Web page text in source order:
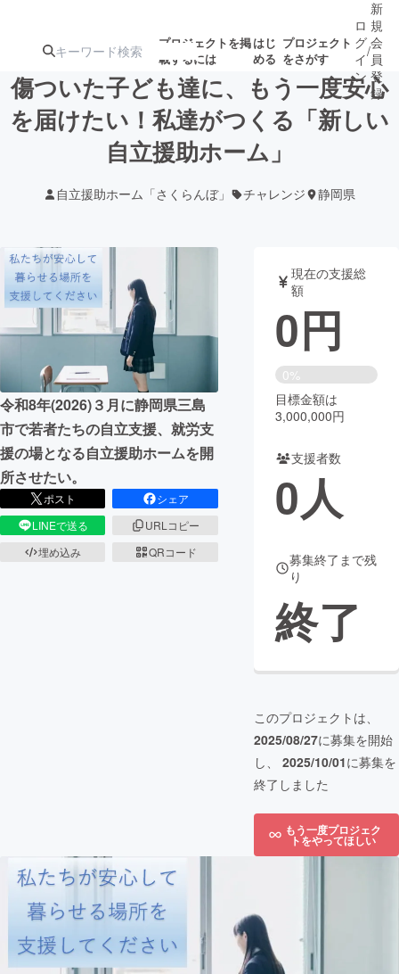
プロジェクトを掲
載するには
はじ
める
プロジェクト
をさがす
注目のリ 注目の新着プロ募集終了が近いプ
テクノロジー・ガジェット
映像・映画 書籍・雑誌
ビジネス・起業 チャレンジ
まちづくり・地域活性化
CAMPFIRE for Social Good CAMPFIRE Creation
CAMPFIREふるさと納税
コミュニティ
ロ
グ
イ
ン
/
新
規
会
員
登
録
傷ついた子ども達に、もう一度安心
を届けたい！私達がつくる「新しい
自立援助ホーム」
自立援助ホーム「さくらんぼ」 チャレンジ 静岡県
令和8年(2026)３月に静岡県三島
市で若者たちの自立支援、就労支
援の場となる自立援助ホームを開
所させたい。
ポスト
シェア
LINEで送る
URLコピー
埋め込み
QRコード
現在の支援総
額
0円
0%
目標金額は
3,000,000円
支援者数
0人
募集終了まで残
り
終了
このプロジェクトは、
2025/08/27に募集を開始
し、 2025/10/01に募集を
終了しました
もう一度プロジェク
トをやってほしい